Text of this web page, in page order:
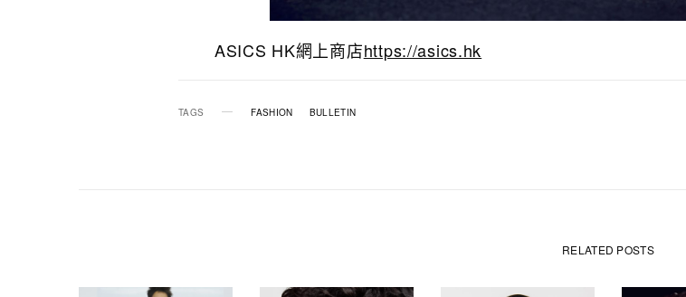
ASICS HK網上商店https://asics.hk
TAGS FASHION BULLETIN
RELATED POSTS